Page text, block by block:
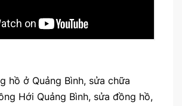
hồ ở Quảng Bình, sửa chữa
Hới Quảng Bình, sửa đồng hồ,